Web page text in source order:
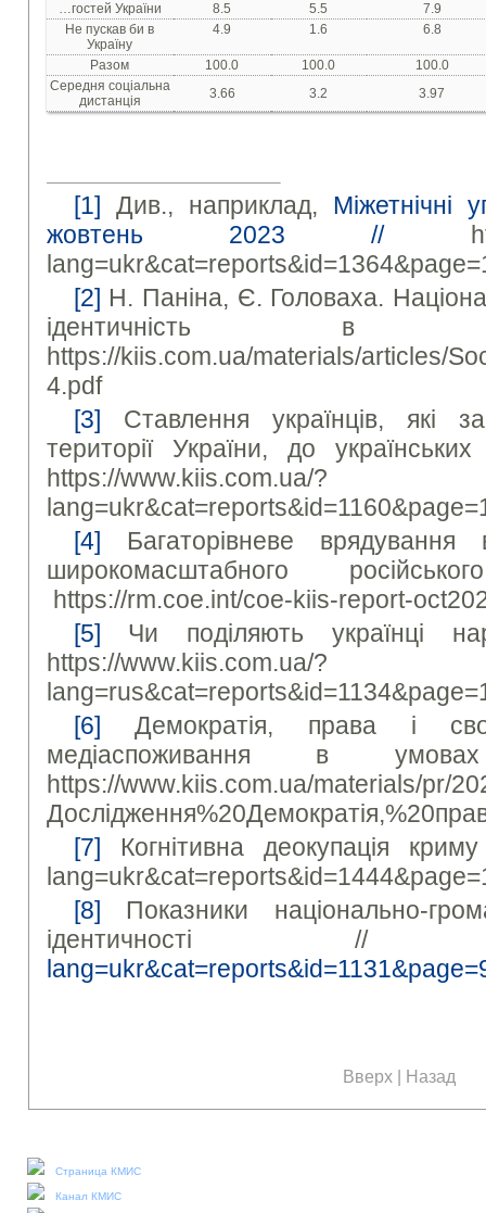
…гостей України 8.5 5.5
7.9
Не пускав би в
Україну
4.9 1.6 6.8
Разом 100.0 100.0
100.0
Середня соціальна
дистанція
3.66 3.2 3.97
[1] Див., наприклад, Міжетнічні
жовтень 2023 //
[2] Н. Паніна, Є. Головаха.
ідентичність в
https://kiis.com.ua/materials/articles/
4.pdf
[3] Ставлення українців, які
території України, до
https://www.kiis.com.ua/?
[4] Багаторівневе
широкомасштабного
https://rm.coe.int/coe-kiis-report-
[5] Чи поділяють українці
https://www.kiis.com.ua/?
[6] Демократія, права і
медіаспоживання в
https://www.kiis.com.ua/materials/pr/
[7] Когнітивна деокупація
[8] Показники національно-
ідентичності
Вверх| Назад
Страница КМИС
Канал КМИС